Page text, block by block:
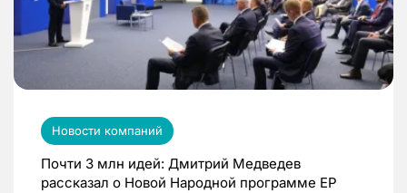
Новости компаний
Почти 3 млн идей: Дмитрий Медведев
рассказал о Новой Народной программе ЕР